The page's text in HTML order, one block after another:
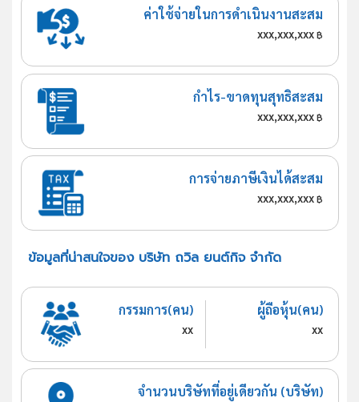
ค่าใช้จ่ายในการดำเนินงานสะสม
xxx,xxx,xxx฿
กำไร-ขาดทุนสุทธิสะสม
xxx,xxx,xxx฿
การจ่ายภาษีเงินได้สะสม
xxx,xxx,xxx฿
ข้อมูลที่น่าสนใจของ บริษัท ถวิล ยนต์กิจ จำกัด
กรรมการ(คน)
xx
ผู้ถือหุ้น(คน)
xx
จำนวนบริษัทที่อยู่เดียวกัน (บริษัท)